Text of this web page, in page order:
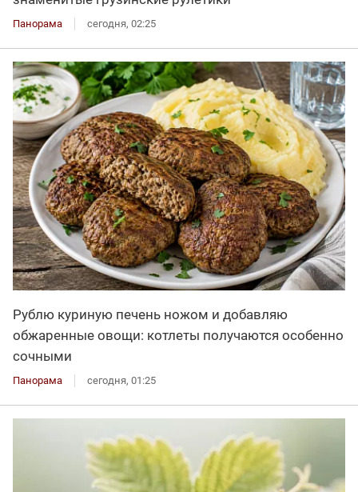
Панорама сегодня, 02:25
Рублю куриную печень ножом и добавляю
обжаренные овощи: котлеты получаются особенно
сочными
Панорама сегодня, 01:25